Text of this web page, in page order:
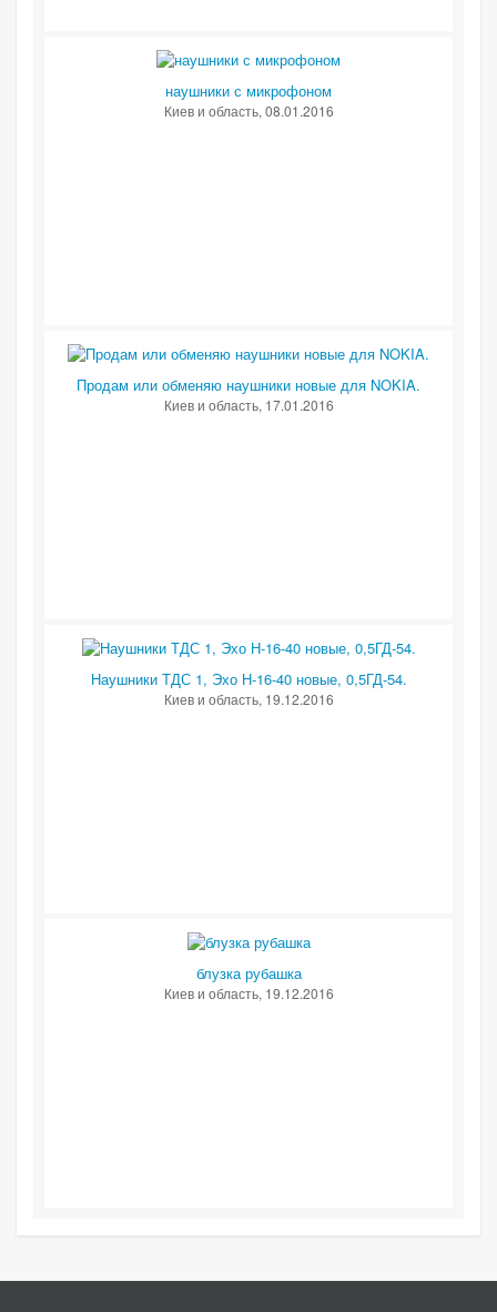
наушники с микрофоном
Киев и область, 08.01.2016
Продам или обменяю наушники новые для NOKIA.
Киев и область, 17.01.2016
Наушники ТДС 1, Эхо Н-16-40 новые, 0,5ГД-54.
Киев и область, 19.12.2016
блузка рубашка
Киев и область, 19.12.2016